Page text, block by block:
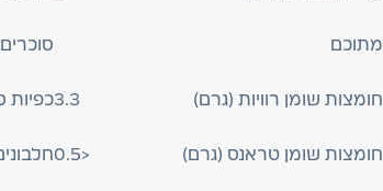
מתוכם
חומצות שומן רוויות (גרם) 3.3
חומצות שומן טראנס (גרם) 0.5>
כפיות